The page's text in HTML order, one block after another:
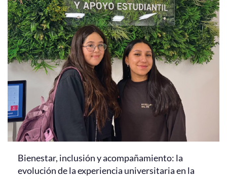
Bienestar, inclusión y acompañamiento: la
evolución de la experiencia universitaria en la